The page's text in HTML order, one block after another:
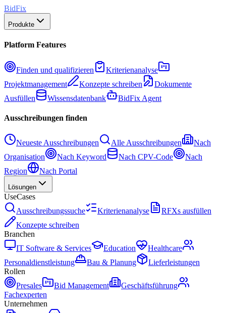
BidFix
Produkte
Platform Features
Finden und qualifizieren
Kriterienanalyse
Projektmanagement
Konzepte schreiben
Dokumente
Ausfüllen
Wissensdatenbank BidFix Agent
Ausschreibungen finden
Neueste Ausschreibungen Alle Ausschreibungen
Nach
Organisation
Nach Keyword Nach CPV-Code
Nach
Region
Nach Portal
Lösungen
UseCases
Ausschreibungssuche
Kriterienanalyse
RFXs ausfüllen
Konzepte schreiben
Branchen
IT Software & Services
Education
Healthcare
Personaldienstleistung
Bau & Planung
Lieferleistungen
Rollen
Presales
Bid Management
Geschäftsführung
Fachexperten
Unternehmen